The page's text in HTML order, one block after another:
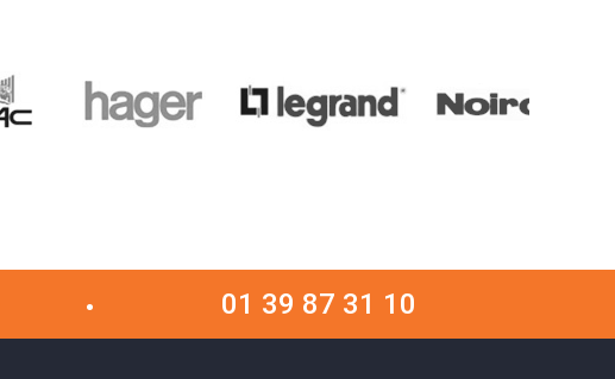
01 39 87 31 10